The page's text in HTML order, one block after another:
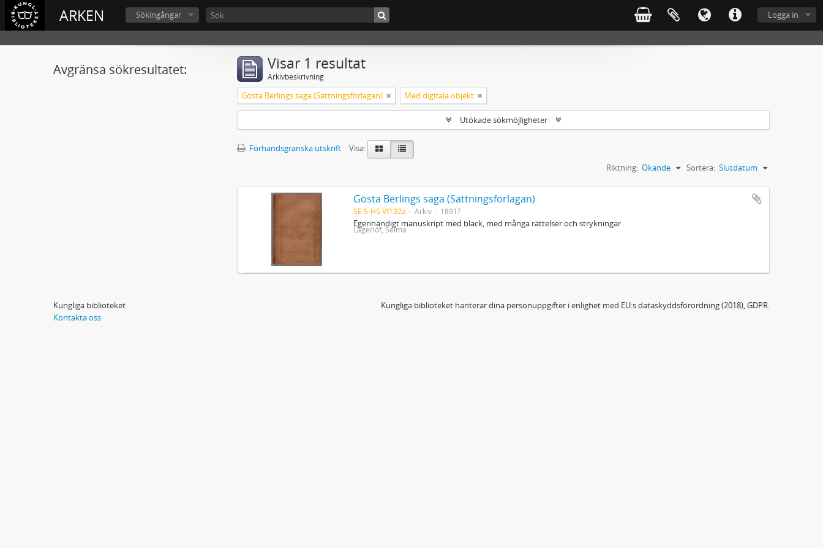
ARKEN Logga in
Sökingångar
Avgränsa sökresultatet: Visar 1 resultat
Arkivbeskrivning
Gösta Berlings saga (Sättningsförlagan) Med digitala objekt
Utökade sökmöjligheter
Förhandsgranska utskrift
Visa:
Sortera: Slutdatum
Riktning: Ökande
Gösta Berlings saga (Sättningsförlagan)
SE S-HS Vf132a Arkiv 1891?
Egenhändigt manuskript med bläck, med många rättelser och strykningar
Lagerlöf, Selma
Kungliga biblioteket
Kontakta oss
Kungliga biblioteket hanterar dina personuppgifter i enlighet med EU:s dataskyddsförordning (2018), GDPR.